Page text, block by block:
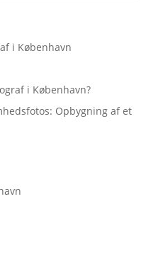
i København
i København?
Opbygning af et